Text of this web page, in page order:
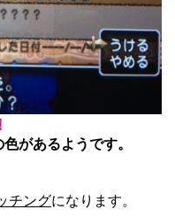
があるようです。
チングになります。